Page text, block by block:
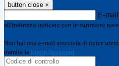
button close ×
E-mail
all'indirizzo indicato con le istruzioni
Non hai una e-mail associata al nome
tramite la Login Spaggiari